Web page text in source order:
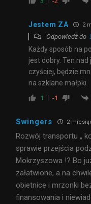
Jestem ZA 2
Odpowiedź do
Każdy sposób na
jest dobry. Ten
czyściej, będzie
na szklane małpki.
1 -1
Swingers 2
Rozwój transportu „
sprawie przejścia
Mokrzyszowa !? Bo
załatwione, a na
obietnice i mrzonki
finansowania i